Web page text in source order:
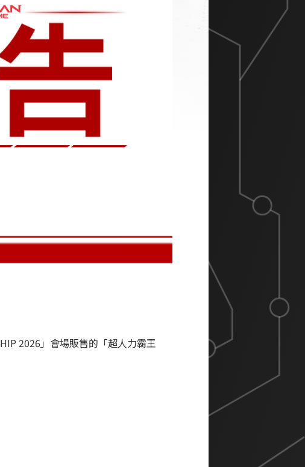
2026」會場販售的「超人力霸王